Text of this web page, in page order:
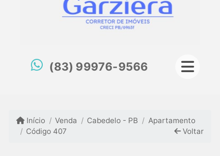
(83) 99976-9566
Início Venda Cabedelo - PB
Apartamento
Código 407
Voltar